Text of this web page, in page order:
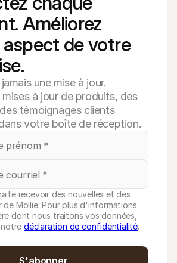
Améliorez
de votre
une mise à jour.
à jour de produits, des
témoignages clients
votre boîte de réception.
recevoir des nouvelles et des
de Mollie. Pour plus d'informations
dont nous traitons vos données,
déclaration de confidentialité.
S'abonner